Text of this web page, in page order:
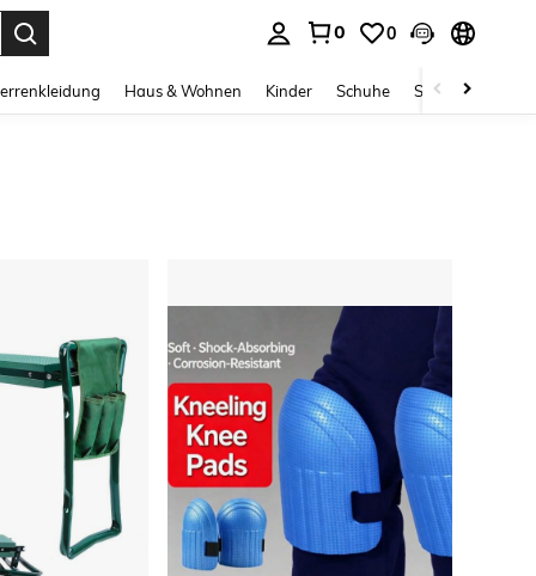
0 0
Haus & Wohnen Kinder Schuhe Schmuck &